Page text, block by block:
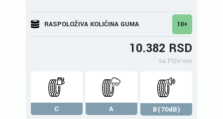
RASPOLOŽIVA KOLIČINA GUMA 10+
10.382 RSD
sa PDV-om
C A
B(70dB)